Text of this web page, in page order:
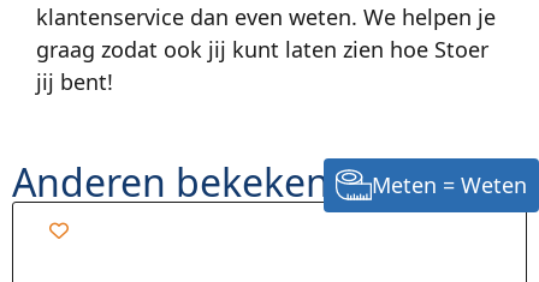
klantenservice dan even weten. We helpen je
graag zodat ook jij kunt laten zien hoe Stoer
jij bent!
Anderen bekeken ookMeten = Weten